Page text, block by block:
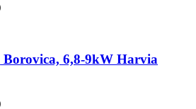
Borovica, 6,8-9kW Harvia